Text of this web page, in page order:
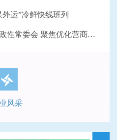
运”冷鲜快线班列
昆玉市政协召开专题议政性常委会 聚焦优化营商环境
风采